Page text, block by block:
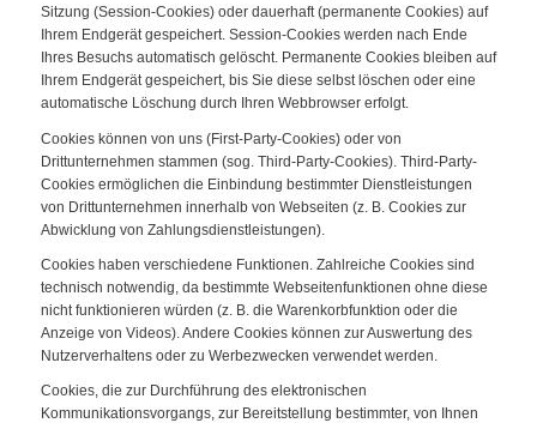
Sitzung (Session-Cookies) oder dauerhaft (permanente Cookies) auf
Ihrem Endgerät gespeichert. Session-Cookies werden nach Ende
Ihres Besuchs automatisch gelöscht. Permanente Cookies bleiben auf
Ihrem Endgerät gespeichert, bis Sie diese selbst löschen oder eine
automatische Löschung durch Ihren Webbrowser erfolgt.
Cookies können von uns (First-Party-Cookies) oder von
Drittunternehmen stammen (sog. Third-Party-Cookies). Third-Party-
Cookies ermöglichen die Einbindung bestimmter Dienstleistungen
von Drittunternehmen innerhalb von Webseiten (z. B. Cookies zur
Abwicklung von Zahlungsdienstleistungen).
Cookies haben verschiedene Funktionen. Zahlreiche Cookies sind
technisch notwendig, da bestimmte Webseitenfunktionen ohne diese
nicht funktionieren würden (z. B. die Warenkorbfunktion oder die
Anzeige von Videos). Andere Cookies können zur Auswertung des
Nutzerverhaltens oder zu Werbezwecken verwendet werden.
Cookies, die zur Durchführung des elektronischen
Kommunikationsvorgangs, zur Bereitstellung bestimmter, von Ihnen